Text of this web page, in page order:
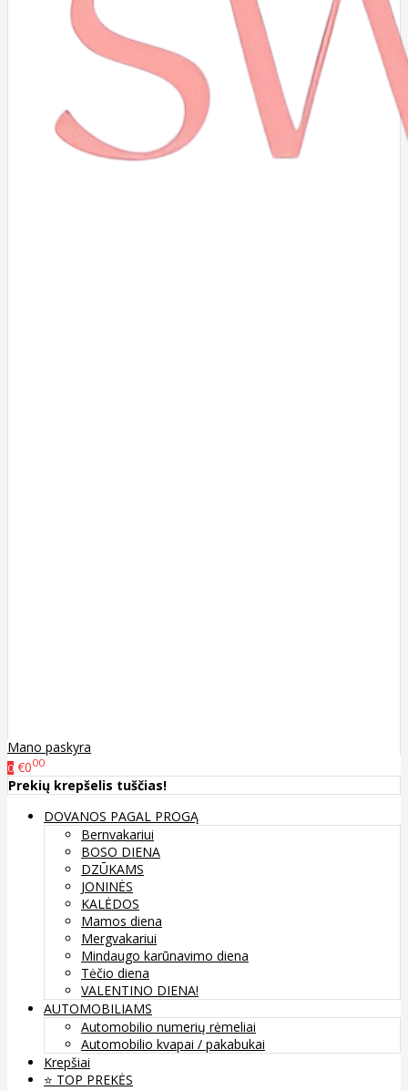
Mano paskyra
0 €000
Prekių krepšelis tuščias!
DOVANOS PAGAL PROGĄ
Bernvakariui
BOSO DIENA
DZŪKAMS
JONINĖS
KALĖDOS
Mamos diena
Mergvakariui
Mindaugo karūnavimo diena
Tėčio diena
VALENTINO DIENA!
AUTOMOBILIAMS
Automobilio numerių rėmeliai
Automobilio kvapai / pakabukai
Krepšiai
⭐️ TOP PREKĖS